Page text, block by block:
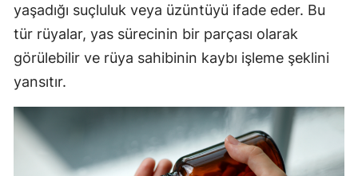
yaşadığı suçluluk veya üzüntüyü ifade eder. Bu
tür rüyalar, yas sürecinin bir parçası olarak
görülebilir ve rüya sahibinin kaybı işleme şeklini
yansıtır.